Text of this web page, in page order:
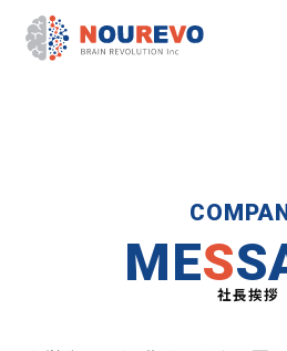
MES
社⻑挨拶